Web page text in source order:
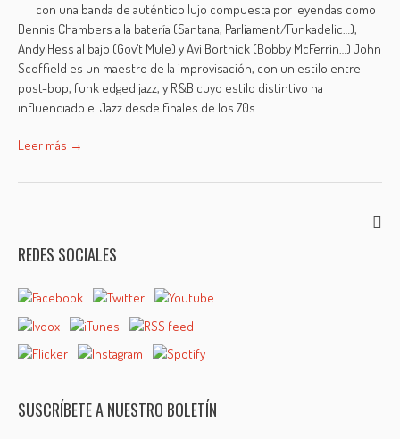
con una banda de auténtico lujo compuesta por leyendas como
Dennis Chambers a la batería (Santana, Parliament/Funkadelic…),
Andy Hess al bajo (Gov’t Mule) y Avi Bortnick (Bobby McFerrin…) John
Scoffield es un maestro de la improvisación, con un estilo entre
post-bop, funk edged jazz, y R&B cuyo estilo distintivo ha
influenciado el Jazz desde finales de los 70s
Leer más →
REDES SOCIALES
SUSCRÍBETE A NUESTRO BOLETÍN